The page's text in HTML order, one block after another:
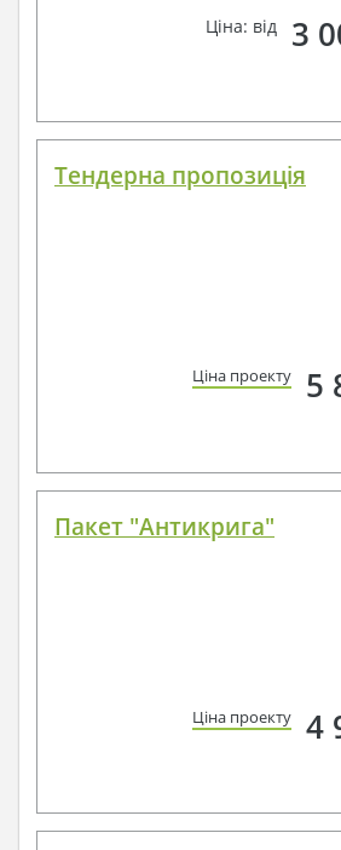
Ціна: від
3
Тендерна пропозиція
Ціна проекту 5
Пакет "Антикрига"
Ціна проекту 4